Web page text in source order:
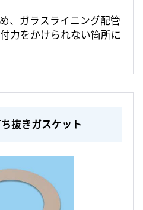
、ガラスライニング配管
力をかけられない箇所に
抜きガスケット